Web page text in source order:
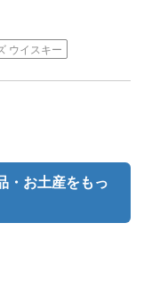
ウイスキー
・お土産をもっ